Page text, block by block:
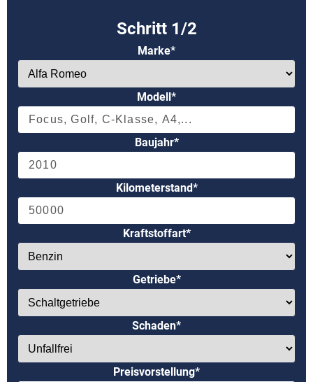
Marke*
Modell*
Baujahr*
Kilometerstand*
Kraftstoffart*
Getriebe*
Schaden*
Preisvorstellung*